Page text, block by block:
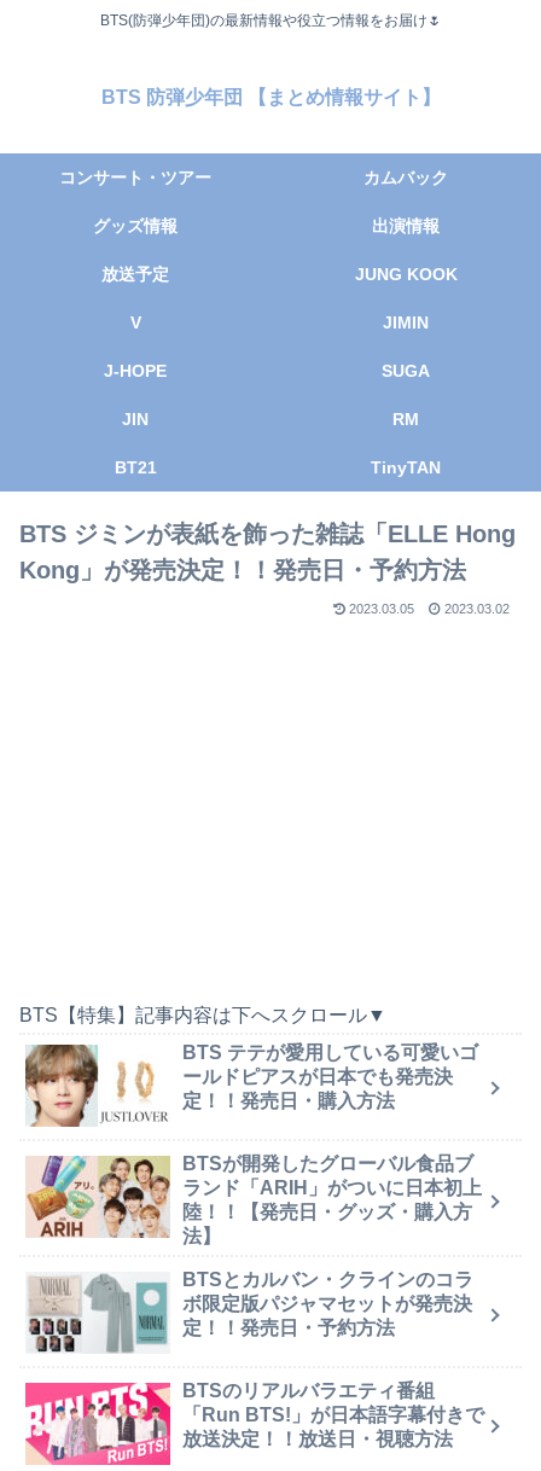
BTS(防弾少年団)の最新情報や役立つ情報をお届け🌷
BTS 防弾少年団 【まとめ情報サイト】
コンサート・ツアー カムバック
グッズ情報 出演情報
放送予定 JUNG KOOK
V JIMIN
J-HOPE SUGA
JIN RM
BT21 TinyTAN
BTS ジミンが表紙を飾った雑誌「ELLE Hong
Kong」が発売決定！！発売日・予約方法
2023.03.05 2023.03.02
BTS【特集】記事内容は下へスクロール▼
BTS テテが愛用している可愛いゴ
ールドピアスが日本でも発売決
定！！発売日・購入方法
BTSが開発したグローバル食品ブ
ランド「ARIH」がついに日本初上
陸！！【発売日・グッズ・購入方
法】
BTSとカルバン・クラインのコラ
ボ限定版パジャマセットが発売決
定！！発売日・予約方法
BTSのリアルバラエティ番組
「Run BTS!」が日本語字幕付きで
放送決定！！放送日・視聴方法